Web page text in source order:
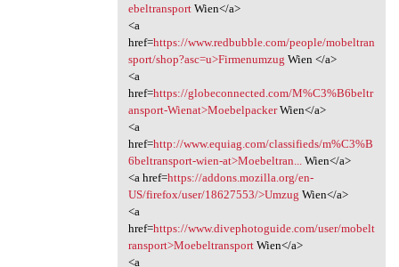
ebeltransportWien</a>
<a
href=https://www.redbubble.com/people/mobeltran
sport/shop?asc=u>Firmenumzug Wien </a>
<a
href=https://globeconnected.com/M%C3%B6beltr
ansport-Wienat>MoebelpackerWien</a>
<a
href=http://www.equiag.com/classifieds/m%C3%B
6beltransport-wien-at>Moebeltran...Wien</a>
<a href=https://addons.mozilla.org/en-
US/firefox/user/18627553/>Umzug Wien</a>
<a
href=https://www.divephotoguide.com/user/mobelt
ransport>MoebeltransportWien</a>
<a